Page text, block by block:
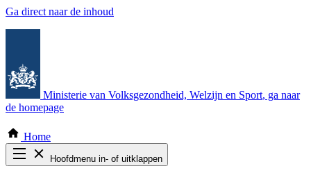
Ga direct naar de inhoud
Ministerie van Volksgezondheid, Welzijn en Sport, ga naar
de homepage
Home
Hoofdmenu in- of uitklappen